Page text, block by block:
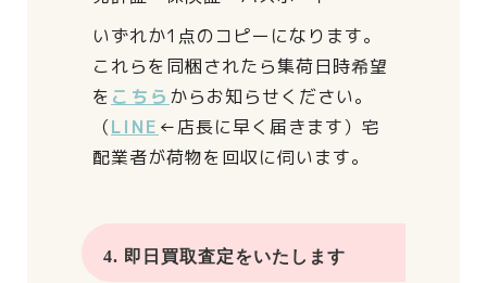
いずれか1点のコピーになります。
これらを同梱されたら集荷日時希望
を こちら からお知らせください。
（LINE ←店長に早く届きます） 宅
配業者が荷物を回収に伺います。
4. 即日買取査定をいたします